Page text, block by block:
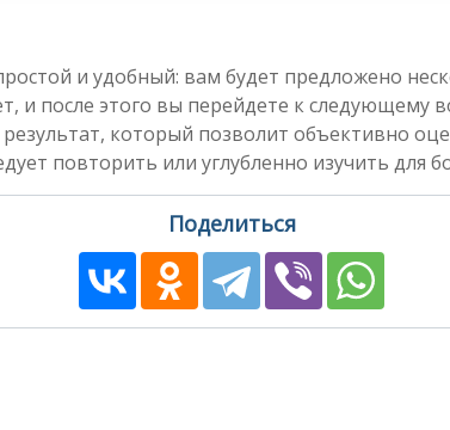
и удобный: вам будет предложено
после этого вы перейдете к следующему
который позволит объективно
повторить или углубленно изучить для
Поделиться